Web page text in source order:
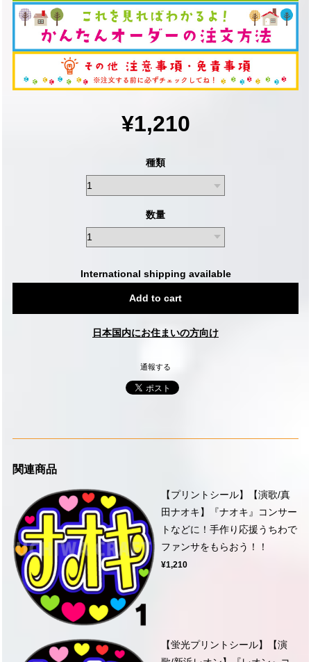
¥1,210
種類
数量
International shipping available
Add to cart
日本国内にお住まいの方向け
通報する
関連商品
【プリントシール】【演歌/真
田ナオキ】『ナオキ』コンサー
トなどに！手作り応援うちわで
ファンサをもらおう！！
¥1,210
【蛍光プリントシール】【演